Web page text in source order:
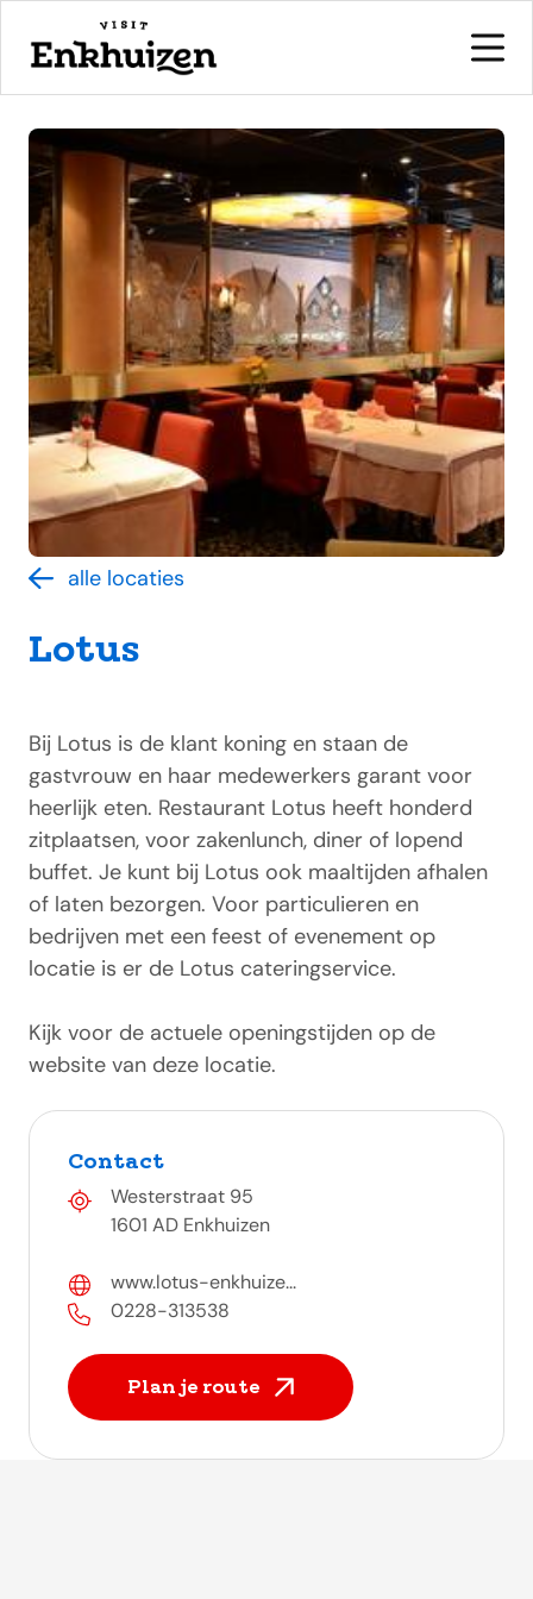
naar de inhoud
alle locaties
Lotus
Bij Lotus is de klant koning en staan de
gastvrouw en haar medewerkers garant voor
heerlijk eten. Restaurant Lotus heeft honderd
zitplaatsen, voor zakenlunch, diner of lopend
buffet. Je kunt bij Lotus ook maaltijden afhalen
of laten bezorgen. Voor particulieren en
bedrijven met een feest of evenement op
locatie is er de Lotus cateringservice.
Kijk voor de actuele openingstijden op de
website van deze locatie.
Contact
Westerstraat 95
1601 AD Enkhuizen
www.lotus-enkhuize...
0228-313538
Plan je route